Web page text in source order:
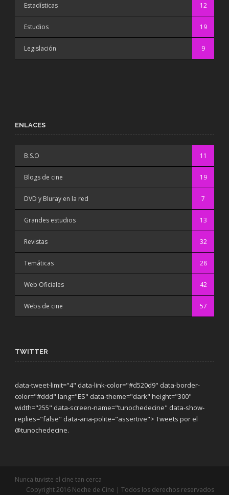
Estadísticas 12
Estudios 19
Legislación 9
ENLACES
B.S.O 11
Blogs de cine 19
DVD y Bluray en la red 7
Grandes estudios 13
Revistas 32
Temáticas 28
Web Oficiales 42
Webs de cine 57
TWITTER
data-tweet-limit="4" data-link-color="#d520d9" data-border-
color="#ddd" lang="ES" data-theme="dark" height="300"
width="255" data-screen-name="tunochedecine" data-show-
replies="false" data-aria-polite="assertive"> Tweets por el
@tunochedecine.
Nunca tuviste el cine tan cerca
Copyright 2016 Noche de Cine | Todos los derechos reservados